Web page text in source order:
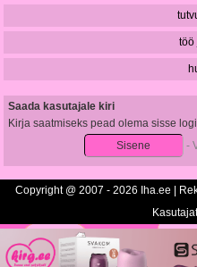
töö
Saada kasutajale kiri
Kirja saatmiseks pead olema sisse
Sisene
-
Copyright @ 2007 - 2026 Iha.ee |